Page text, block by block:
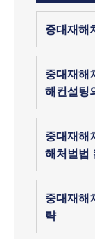
중대재해
중대재해
해컨설팅
중대재해
해처벌법
중대재해
략